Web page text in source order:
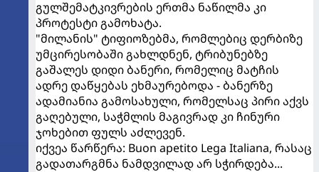
გულშემატკივრების ერთმა ნაწილმა კი
პროტესტი გამოხატა.
"მილანის" ტიფიოზებმა, რომლებიც დერბიზე
უმცირესობაში გახლდნენ, ტრიბუნებზე
გაშალეს დიდი ბანერი, რომელიც მატჩის
ადრე დაწყებას ეხმაურებოდა - ბანერზე
ადამიანია გამოსახული, რომელსაც პირი აქვს
გაღებული, საჭმლის მაგივრად კი ჩინური
ჯოხებით ფულს აძლევენ.
იქვეა წარწერა: Buon apetito Lega Italiana, რასაც
გადათარგმნა ნამდვილად არ სჭირდება...